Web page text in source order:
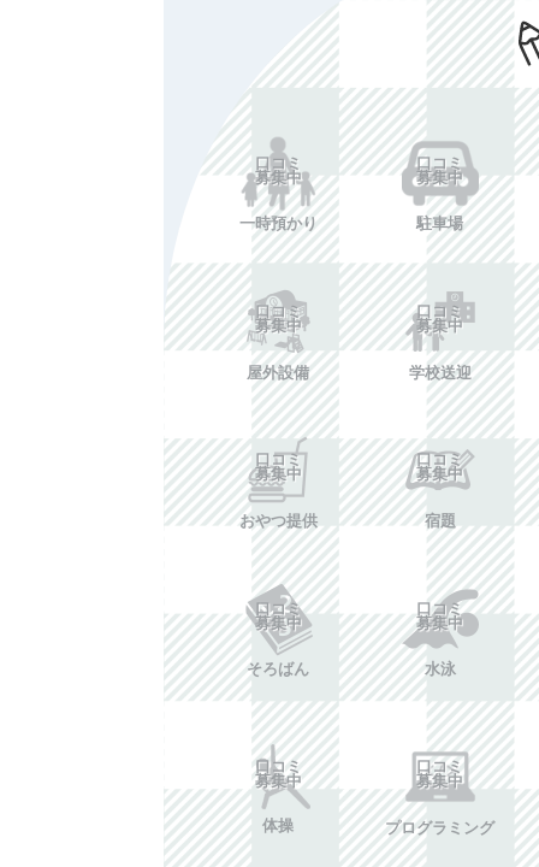
費用備考
ホームページ
口コミ
募集中
一時預かり
口コミ
募集中
駐車場
口コミ
募集中
屋外設備
口コミ
募集中
学校送迎
口コミ
募集中
おやつ提供
口コミ
募集中
宿題
口コミ
募集中
そろばん
口コミ
募集中
水泳
口コミ
募集中
体操
口コミ
募集中
プログラミング